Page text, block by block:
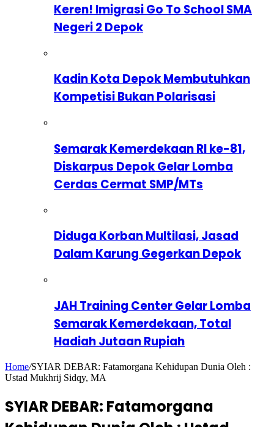
Keren! Imigrasi Go To School SMA
Negeri 2 Depok
Kadin Kota Depok Membutuhkan
Kompetisi Bukan Polarisasi
Semarak Kemerdekaan RI ke-81,
Diskarpus Depok Gelar Lomba
Cerdas Cermat SMP/MTs
Diduga Korban Multilasi, Jasad
Dalam Karung Gegerkan Depok
JAH Training Center Gelar Lomba
Semarak Kemerdekaan, Total
Hadiah Jutaan Rupiah
Home/SYIAR DEBAR: Fatamorgana Kehidupan Dunia Oleh :
Ustad Mukhrij Sidqy, MA
SYIAR DEBAR: Fatamorgana